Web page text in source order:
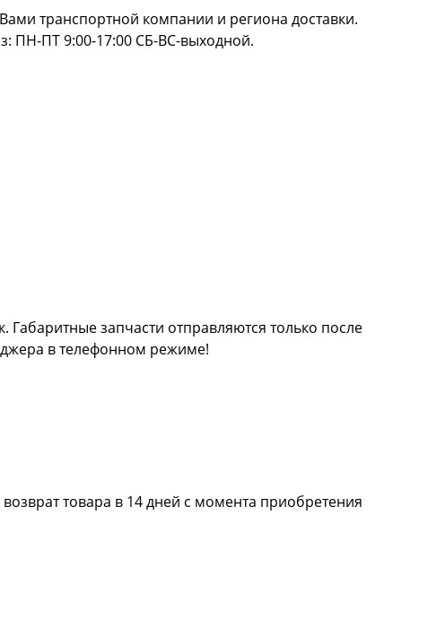
транспортной компании и региона доставки.
ПН-ПТ 9:00-17:00 СБ-ВС-выходной.
запчасти отправляются только после
в телефонном режиме!
товара в 14 дней с момента приобретения